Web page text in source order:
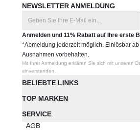
BELIEBTE LINKS
TOP MARKEN
SERVICE
AGB
NEWSLETTER ANMELDUNG
Anmelden und 11% Rabatt auf Ihre erste
*Abmeldung jederzeit möglich. Einlösbar
Ausnahmen vorbehalten.
Mit Ihrer Anmeldung erklären Sie sich mit unseren
einverstanden.